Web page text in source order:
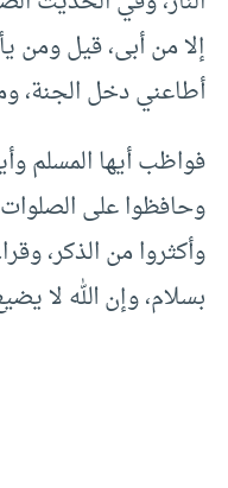
إلا من أبى، قيل ومن
أطاعني دخل الجنة،
فواظب أيها المسلم
وحافظوا على
وأكثروا من الذكر،
بسلام، وإن الله لا